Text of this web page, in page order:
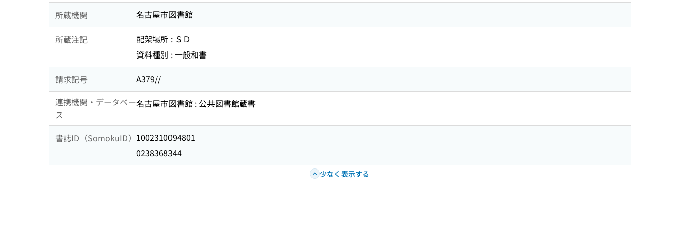
所蔵機関 名古屋市図書館
所蔵注記
配架場所 : ＳＤ
資料種別 : 一般和書
請求記号
A379//
連携機関・データベー
ス
名古屋市図書館 : 公共図書館蔵書
書誌ID（SomokuID） 1002310094801
0238368344
少なく表示する